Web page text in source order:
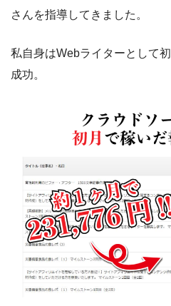
さんを指導してきました。
私自身はWebライターとして
成功。